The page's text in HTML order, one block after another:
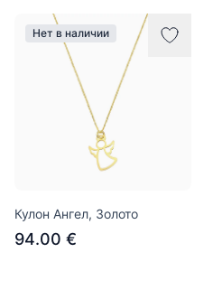
Нет в наличии
Кулон Ангел, Золото
94.00 €